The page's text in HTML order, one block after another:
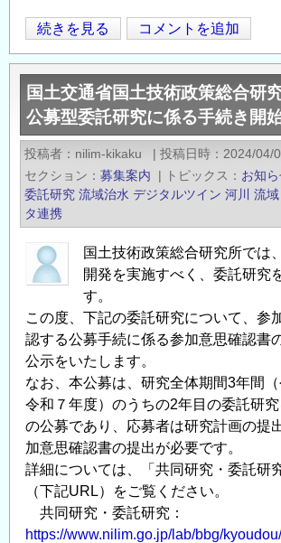
国
土
交
通
省
国
土
技
術
政
策
研
究
所
研
究
所
公
募
型
委
続きを見る コメントを追加
国土交通省国土技術政策総合
公募型委託研究に係る手続き開
投稿者 nilim-kikaku | 投稿日時
2024/04/
セクション
募集案内 | トピックス お知
委託研究 流域治水 デジタルツイン 河川 流
タ連携
国土技術政策総合研究所では
開発を実施すべく、委託研究
す。
この度、下記の委託研究について、参
認する公募手続に係る参加意思確認書
公示をいたします。
なお、本公募は、研究全体期間3年間
令和７年度）のうちの2年目の委託研
の公募であり、応募者は研究計画の提
加意思確認書の提出が必要です。
詳細については、「共同研究・委託研
（下記URL）をご覧ください。
共同研究・委託研究：
https://www.nilim.go.jp/lab/bbg/